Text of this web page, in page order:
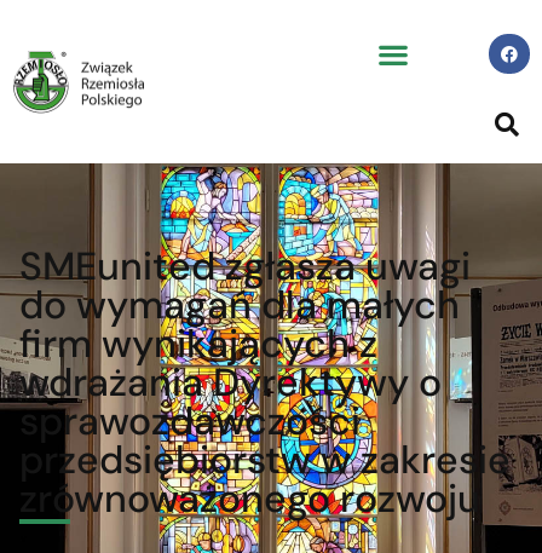
SMEunited zgłasza uwagi
do wymagań dla małych
firm wynikających z
wdrażania Dyrektywy o
sprawozdawczości
przedsiębiorstw w zakresie
zrównoważonego rozwoju